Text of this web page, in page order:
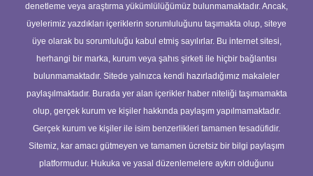
denetleme veya araştırma yükümlülüğümüz bulunmamaktadır. Ancak,
üyelerimiz yazdıkları içeriklerin sorumluluğunu taşımakta olup, siteye
üye olarak bu sorumluluğu kabul etmiş sayılırlar. Bu internet sitesi,
herhangi bir marka, kurum veya şahıs şirketi ile hiçbir bağlantısı
bulunmamaktadır. Sitede yalnızca kendi hazırladığımız makaleler
paylaşılmaktadır. Burada yer alan içerikler haber niteliği taşımamakta
olup, gerçek kurum ve kişiler hakkında paylaşım yapılmamaktadır.
Gerçek kurum ve kişiler ile isim benzerlikleri tamamen tesadüfidir.
Sitemiz, kar amacı gütmeyen ve tamamen ücretsiz bir bilgi paylaşım
platformudur. Hukuka ve yasal düzenlemelere aykırı olduğunu